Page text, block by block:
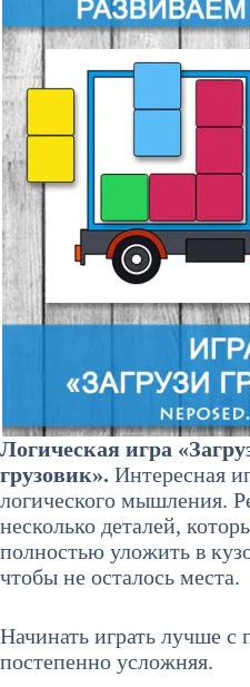
Логическая игра
грузовик». Интересная
логического мышления.
несколько деталей,
полностью уложить в
чтобы не осталось места.
Начинать играть лучше с
постепенно усложняя.